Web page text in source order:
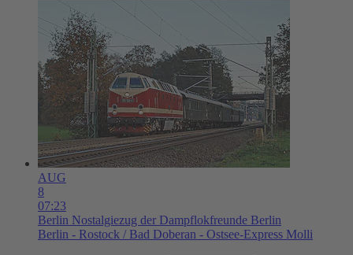
AUG
8
07:23
Berlin Nostalgiezug der Dampflokfreunde Berlin
Berlin - Rostock / Bad Doberan - Ostsee-Express Molli